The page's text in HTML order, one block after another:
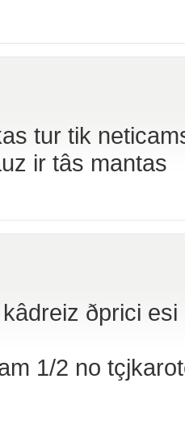
tur tik
ir tâs mantas
ðprici
1/2 no